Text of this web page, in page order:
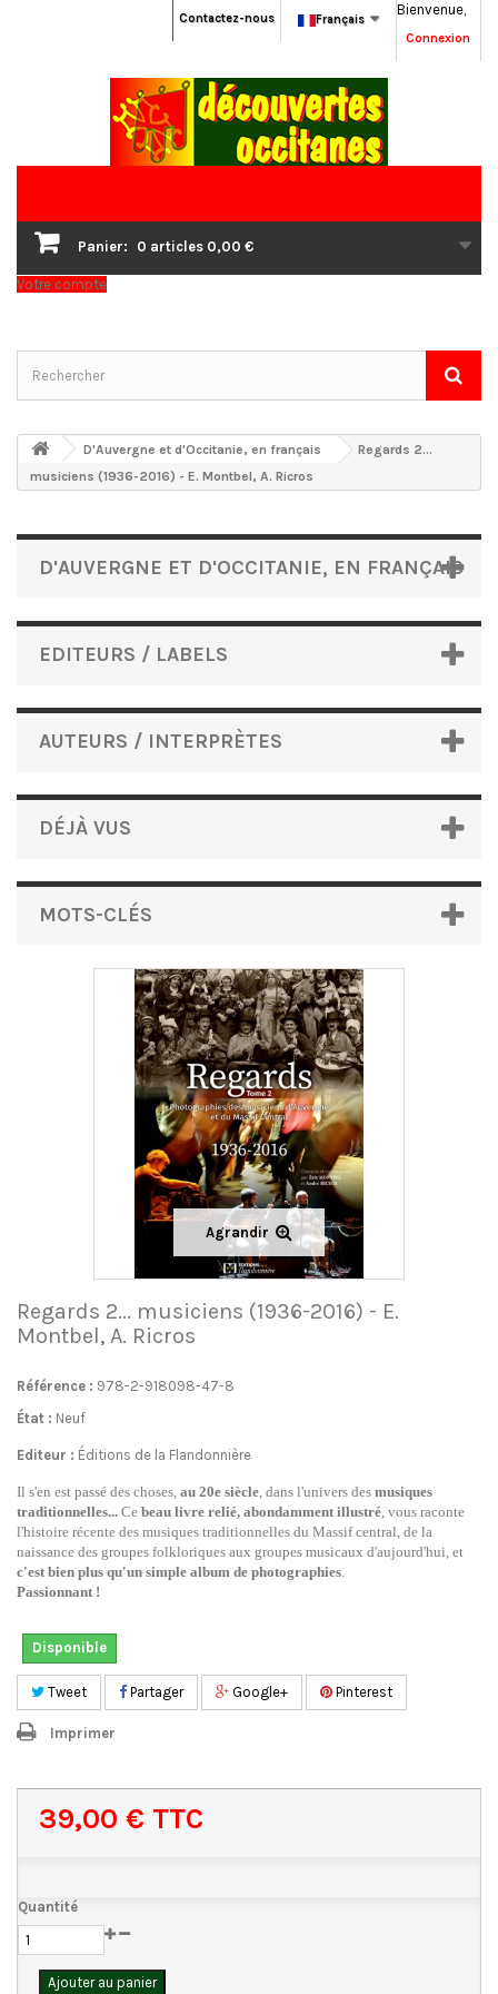
Bienvenue,
Connexion
Français
Contactez-nous
Panier: 0 articles 0,00 €
Votre compte
D'Auvergne et d'Occitanie, en français
Regards 2...
musiciens (1936-2016) - E. Montbel, A. Ricros
D'AUVERGNE ET D'OCCITANIE, EN FRANÇAIS
EDITEURS / LABELS
AUTEURS / INTERPRÈTES
DÉJÀ VUS
MOTS-CLÉS
Agrandir
Regards 2... musiciens (1936-2016) - E.
Montbel, A. Ricros
Référence : 978-2-918098-47-8
État : Neuf
Editeur : Éditions de la Flandonnière
Il s'en est passé des choses, au 20e siècle, dans l'univers des musiques
traditionnelles... Ce beau livre relié, abondamment illustré, vous raconte
l'histoire récente des musiques traditionnelles du Massif central, de la
naissance des groupes folkloriques aux groupes musicaux d'aujourd'hui, et
c'est bien plus qu'un simple album de photographies.
Passionnant !
Disponible
Tweet Partager Google+ Pinterest
Imprimer
39,00 € TTC
Quantité
Ajouter au panier